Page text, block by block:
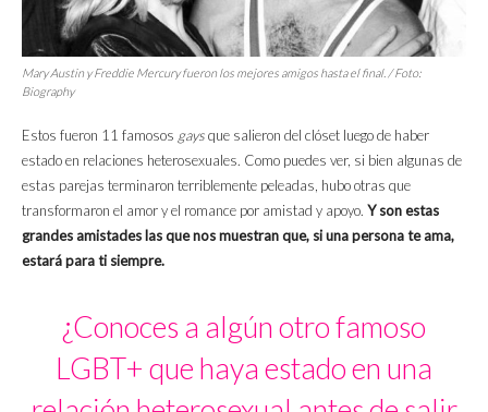
Mary Austin y Freddie Mercury fueron los mejores amigos hasta el final. / Foto:
Biography
Estos fueron 11 famosos gaysque salieron del clóset luego de haber
estado en relaciones heterosexuales. Como puedes ver, si bien algunas de
estas parejas terminaron terriblemente peleadas, hubo otras que
transformaron el amor y el romance por amistad y apoyo. Y son estas
grandes amistades las que nos muestran que, si una persona te ama,
estará para ti siempre.
¿Conoces a algún otro famoso
LGBT+ que haya estado en una